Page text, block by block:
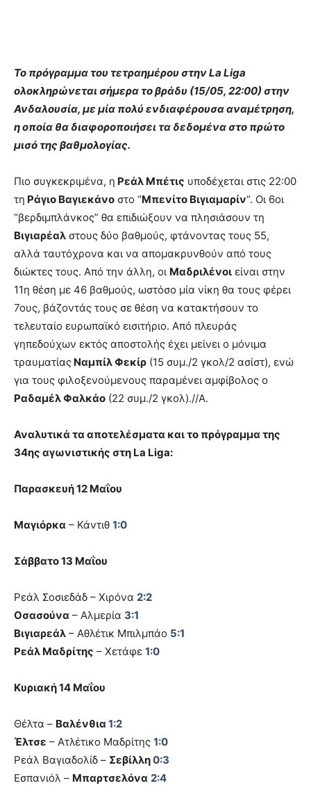
Το πρόγραμμα του τετραημέρου στην La Liga
ολοκληρώνεται σήμερα το βράδυ (15/05, 22:00) στην
Ανδαλουσία, με μία πολύ ενδιαφέρουσα αναμέτρηση,
η οποία θα διαφοροποιήσει τα δεδομένα στο πρώτο
μισό της βαθμολογίας.
Πιο συγκεκριμένα, η Ρεάλ Μπέτις υποδέχεται στις 22:00
τη Ράγιο Βαγιεκάνο στο “Μπενίτο Βιγιαμαρίν“. Οι 6οι
“βερδιμπλάνκος” θα επιδιώξουν να πλησιάσουν τη
Βιγιαρέαλ στους δύο βαθμούς, φτάνοντας τους 55,
αλλά ταυτόχρονα και να απομακρυνθούν από τους
διώκτες τους. Από την άλλη, οι Μαδριλένοι είναι στην
11η θέση με 46 βαθμούς, ωστόσο μία νίκη θα τους φέρει
7ους, βάζοντάς τους σε θέση να κατακτήσουν το
τελευταίο ευρωπαϊκό εισιτήριο. Από πλευράς
γηπεδούχων εκτός αποστολής έχει μείνει ο μόνιμα
τραυματίας Ναμπίλ Φεκίρ (15 συμ./2 γκολ/2 ασίστ), ενώ
για τους φιλοξενούμενους παραμένει αμφίβολος ο
Ραδαμέλ Φαλκάο (22 συμ./2 γκολ).//Α.
Αναλυτικά τα αποτελέσματα και το πρόγραμμα της
34ης αγωνιστικής στη La Liga:
Παρασκευή 12 Μαΐου
Μαγιόρκα – Κάντιθ 1:0
Σάββατο 13 Μαΐου
Ρεάλ Σοσιεδάδ – Χιρόνα 2:2
Οσασούνα – Αλμερία 3:1
Βιγιαρεάλ – Αθλέτικ Μπιλμπάο 5:1
Ρεάλ Μαδρίτης – Χετάφε 1:0
Κυριακή 14 Μαΐου
Θέλτα – Βαλένθια 1:2
Έλτσε – Ατλέτικο Μαδρίτης 1:0
Ρεάλ Βαγιαδολίδ – Σεβίλλη0:3
Εσπανιόλ – Μπαρτσελόνα 2:4